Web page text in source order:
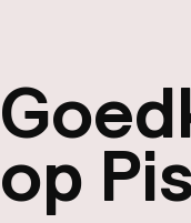
op